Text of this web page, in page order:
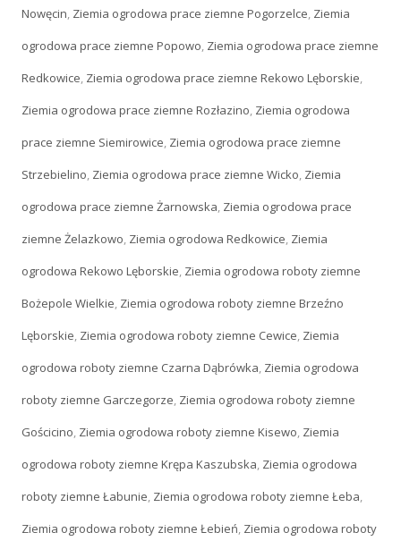
Nowęcin, Ziemia ogrodowa prace ziemne Pogorzelce, Ziemia
ogrodowa prace ziemne Popowo, Ziemia ogrodowa prace ziemne
Redkowice, Ziemia ogrodowa prace ziemne Rekowo Lęborskie,
Ziemia ogrodowa prace ziemne Rozłazino, Ziemia ogrodowa
prace ziemne Siemirowice, Ziemia ogrodowa prace ziemne
Strzebielino, Ziemia ogrodowa prace ziemne Wicko, Ziemia
ogrodowa prace ziemne Żarnowska, Ziemia ogrodowa prace
ziemne Żelazkowo, Ziemia ogrodowa Redkowice, Ziemia
ogrodowa Rekowo Lęborskie, Ziemia ogrodowa roboty ziemne
Bożepole Wielkie, Ziemia ogrodowa roboty ziemne Brzeźno
Lęborskie, Ziemia ogrodowa roboty ziemne Cewice, Ziemia
ogrodowa roboty ziemne Czarna Dąbrówka, Ziemia ogrodowa
roboty ziemne Garczegorze, Ziemia ogrodowa roboty ziemne
Gościcino, Ziemia ogrodowa roboty ziemne Kisewo, Ziemia
ogrodowa roboty ziemne Krępa Kaszubska, Ziemia ogrodowa
roboty ziemne Łabunie, Ziemia ogrodowa roboty ziemne Łeba,
Ziemia ogrodowa roboty ziemne Łebień, Ziemia ogrodowa roboty